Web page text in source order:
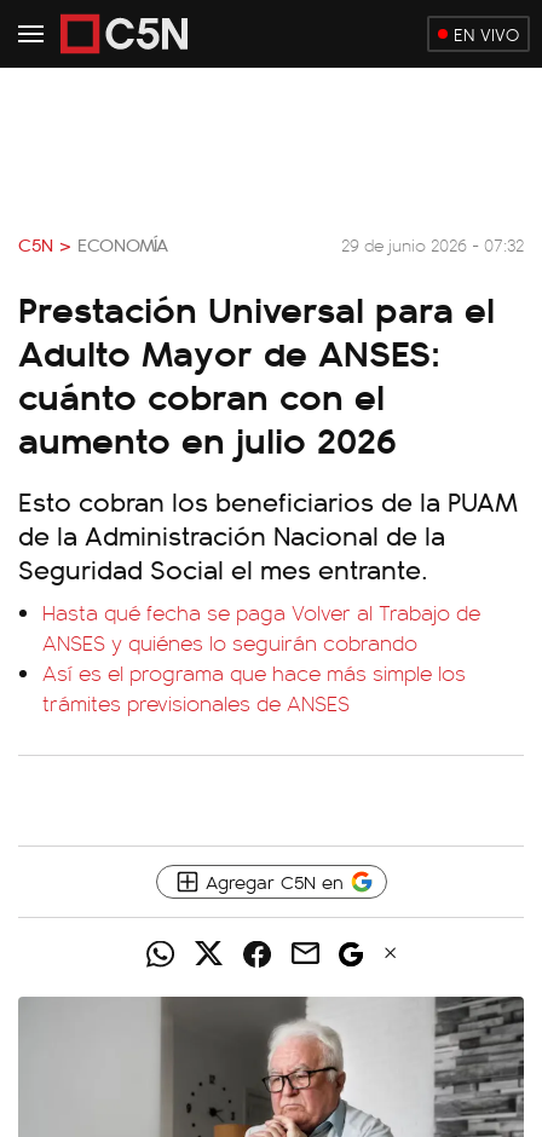
EN VIVO
C5N > ECONOMÍA 29 de junio 2026 - 07:32
Prestación Universal para el
Adulto Mayor de ANSES:
cuánto cobran con el
aumento en julio 2026
Esto cobran los beneficiarios de la PUAM
de la Administración Nacional de la
Seguridad Social el mes entrante.
Hasta qué fecha se paga Volver al Trabajo de
ANSES y quiénes lo seguirán cobrando
Así es el programa que hace más simple los
trámites previsionales de ANSES
Agregar C5N en